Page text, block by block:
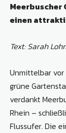
Meerbuscher
einen
Text: Sarah
Unmittelbar
grüne
verdankt
Rhein –
Flussufer. Die